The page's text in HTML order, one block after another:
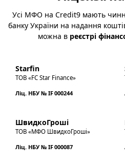
Усі МФО на Credit9 мають
банку України на надання
можна в реєстрі
Starfin
ТОВ «FC Star Finance»
Ліц. НБУ № IF 000244
ШвидкоГроші
ТОВ «МФО ШвидкоГроші»
Ліц. НБУ № IF 000087